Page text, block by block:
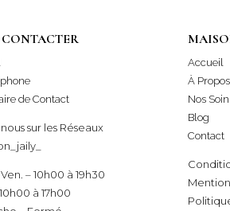
de Contact
sur les Réseaux
– 10h00 à 19h30
à 17h00
Accueil
À Propos
Nos
Blog
Contact